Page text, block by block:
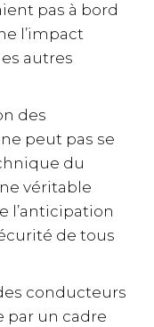
pas à bord
l’impact
autres
des
peut pas se
du
véritable
l’anticipation
de tous
conducteurs
par un cadre